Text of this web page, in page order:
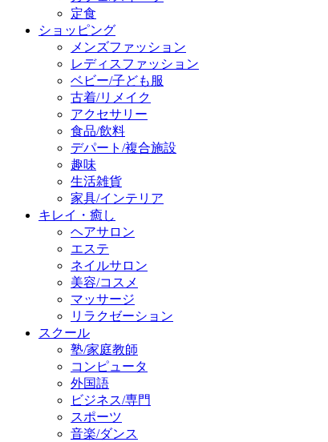
定食
ショッピング
メンズファッション
レディスファッション
ベビー/子ども服
古着/リメイク
アクセサリー
食品/飲料
デパート/複合施設
趣味
生活雑貨
家具/インテリア
キレイ・癒し
ヘアサロン
エステ
ネイルサロン
美容/コスメ
マッサージ
リラクゼーション
スクール
塾/家庭教師
コンピュータ
外国語
ビジネス/専門
スポーツ
音楽/ダンス